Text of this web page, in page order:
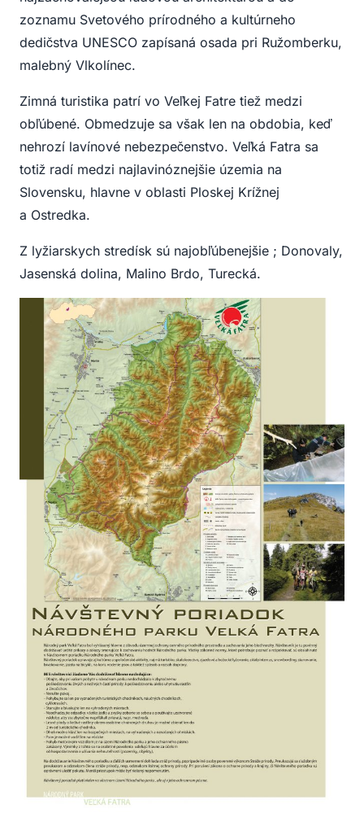
zoznamu Svetového prírodného a kultúrneho
dedičstva UNESCO zapísaná osada pri Ružomberku,
malebný Vlkolínec.
Zimná turistika patrí vo Veľkej Fatre tiež medzi
obľúbené. Obmedzuje sa však len na obdobia, keď
nehrozí lavínové nebezpečenstvo. Veľká Fatra sa
totiž radí medzi najlavinóznejšie územia na
Slovensku, hlavne v oblasti Ploskej Krížnej
a Ostredka.
Z lyžiarskych stredísk sú najobľúbenejšie ; Donovaly,
Jasenská dolina, Malino Brdo, Turecká.